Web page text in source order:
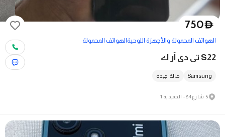
D
750
الهواتف المحمولة والأجهزة اللوحيةالهواتف المحمولة
S22 تی دی آر اے
Samsung حالة جيدة
5 شارع 84 - الحميدية 1